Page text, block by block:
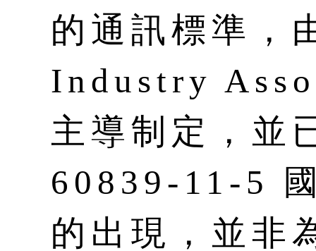
的通訊標準，
Industry
主導制定，並
60839-11-5
的出現，並非